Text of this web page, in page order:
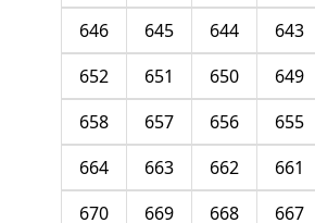
643
644
645
646
649
650
651
652
655
656
657
658
661
662
663
664
667
668
669
670